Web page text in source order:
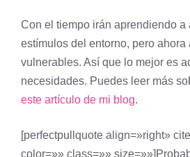
Con el tiempo irán aprendiendo a
estímulos del entorno, pero ahora
vulnerables. Así que lo mejor es
necesidades. Puedes leer más
este artículo de mi blog.
[perfectpullquote align=»right»
color=»» class=»»